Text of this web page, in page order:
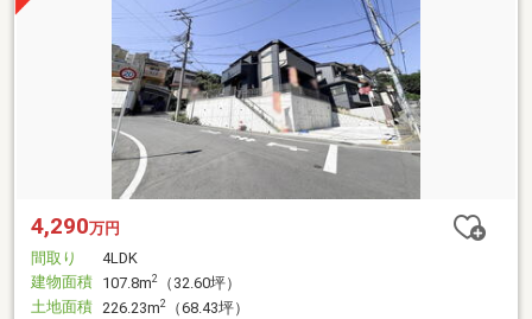
4,290万円
間取り
4LDK
建物面積 107.8m2
（32.60坪）
土地面積 226.23m2
（68.43坪）